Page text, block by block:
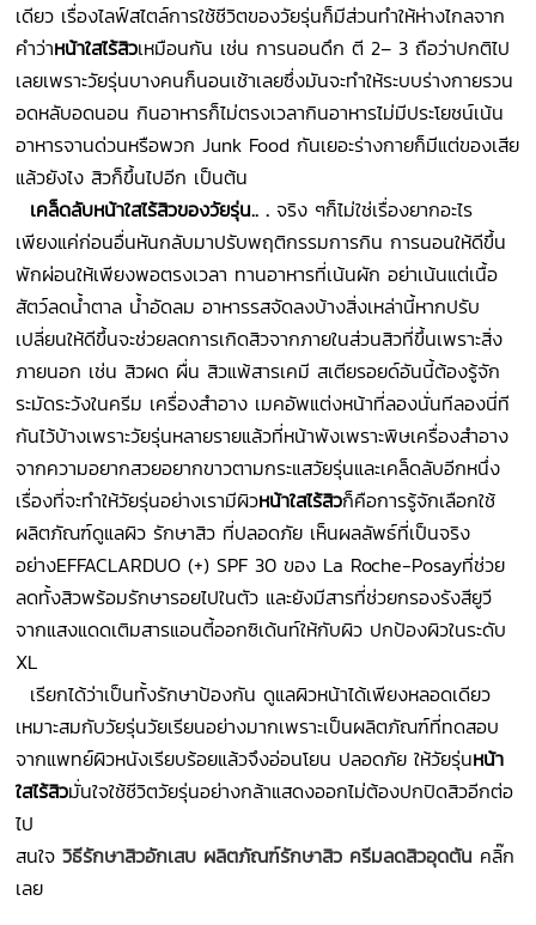
เดียว เรื่องไลฟ์สไตล์การใช้ชีวิตของวัยรุ่นก็มีส่วนทำให้ห่างไกลจาก
คำว่าหน้าใสไร้สิวเหมือนกัน เช่น การนอนดึก ตี 2– 3ถือว่าปกติไป
เลยเพราะวัยรุ่นบางคนก็นอนเช้าเลยซึ่งมันจะทำให้ระบบร่างกายรวน
อดหลับอดนอน กินอาหารก็ไม่ตรงเวลากินอาหารไม่มีประโยชน์เน้น
อาหารจานด่วนหรือพวก Junk Food กันเยอะร่างกายก็มีแต่ของเสีย
แล้วยังไง สิวก็ขึ้นไปอีก เป็นต้น
เคล็ดลับหน้าใสไร้สิวของวัยรุ่น.. . จริง ๆก็ไม่ใช่เรื่องยากอะไร
เพียงแค่ก่อนอื่นหันกลับมาปรับพฤติกรรมการกิน การนอนให้ดีขึ้น
พักผ่อนให้เพียงพอตรงเวลา ทานอาหารที่เน้นผัก อย่าเน้นแต่เนื้อ
สัตว์ลดน้ำตาล น้ำอัดลม อาหารรสจัดลงบ้างสิ่งเหล่านี้หากปรับ
เปลี่ยนให้ดีขึ้นจะช่วยลดการเกิดสิวจากภายในส่วนสิวที่ขึ้นเพราะสิ่ง
ภายนอก เช่น สิวผด ผื่น สิวแพ้สารเคมี สเตียรอยด์อันนี้ต้องรู้จัก
ระมัดระวังในครีม เครื่องสำอาง เมคอัพแต่งหน้าที่ลองนั่นทีลองนี่ที
กันไว้บ้างเพราะวัยรุ่นหลายรายแล้วที่หน้าพังเพราะพิษเครื่องสำอาง
จากความอยากสวยอยากขาวตามกระแสวัยรุ่นและเคล็ดลับอีกหนึ่ง
เรื่องที่จะทำให้วัยรุ่นอย่างเรามีผิวหน้าใสไร้สิวก็คือการรู้จักเลือกใช้
ผลิตภัณฑ์ดูแลผิว รักษาสิว ที่ปลอดภัย เห็นผลลัพธ์ที่เป็นจริง
อย่างEFFACLARDUO (+) SPF 30ของ La Roche-Posayที่ช่วย
ลดทั้งสิวพร้อมรักษารอยไปในตัว และยังมีสารที่ช่วยกรองรังสียูวี
จากแสงแดดเติมสารแอนตี้ออกซิเด้นท์ให้กับผิว ปกป้องผิวในระดับ
XL
เรียกได้ว่าเป็นทั้งรักษาป้องกัน ดูแลผิวหน้าได้เพียงหลอดเดียว
เหมาะสมกับวัยรุ่นวัยเรียนอย่างมากเพราะเป็นผลิตภัณฑ์ที่ทดสอบ
จากแพทย์ผิวหนังเรียบร้อยแล้วจึงอ่อนโยน ปลอดภัย ให้วัยรุ่นหน้า
ใสไร้สิวมั่นใจใช้ชีวิตวัยรุ่นอย่างกล้าแสดงออกไม่ต้องปกปิดสิวอีกต่อ
ไป
สนใจวิธีรักษาสิวอักเสบ ผลิตภัณฑ์รักษาสิว ครีมลดสิวอุดตัน คลิ๊ก
เลย